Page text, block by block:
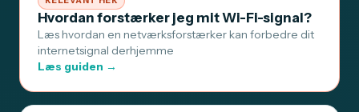
Hvordan forstærker jeg mit Wi-Fi-signal?
Læs hvordan en netværksforstærker kan forbedre dit
internetsignal derhjemme
Læs guiden →